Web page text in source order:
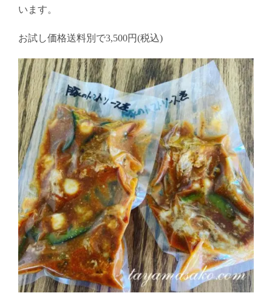
います。
お試し価格送料別で3,500円(税込)